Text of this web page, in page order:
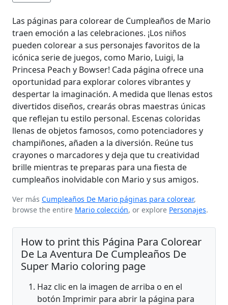
Las páginas para colorear de Cumpleaños de Mario
traen emoción a las celebraciones. ¡Los niños
pueden colorear a sus personajes favoritos de la
icónica serie de juegos, como Mario, Luigi, la
Princesa Peach y Bowser! Cada página ofrece una
oportunidad para explorar colores vibrantes y
despertar la imaginación. A medida que llenas estos
divertidos diseños, crearás obras maestras únicas
que reflejan tu estilo personal. Escenas coloridas
llenas de objetos famosos, como potenciadores y
champiñones, añaden a la diversión. Reúne tus
crayones o marcadores y deja que tu creatividad
brille mientras te preparas para una fiesta de
cumpleaños inolvidable con Mario y sus amigos.
Ver más Cumpleaños De Mario páginas para colorear,
browse the entire Mario colección, or explore Personajes.
How to print this Página Para Colorear
De La Aventura De Cumpleaños De
Super Mario coloring page
Haz clic en la imagen de arriba o en el
botón Imprimir para abrir la página para